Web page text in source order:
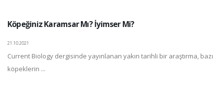
Köpeğiniz Karamsar Mı? İyimser Mi?
21.10.2021
Current Biology dergisinde yayınlanan yakın tarihli bir araştırma, bazı
köpeklerin ...